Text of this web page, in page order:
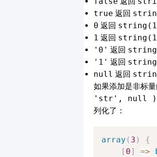
true 返回
0 返回
1 返回
'0' 返回
'1' 返回
null 返回
如果添加是非标
'str', null
列化了：
array ( 3 )
{
[ 0] =>